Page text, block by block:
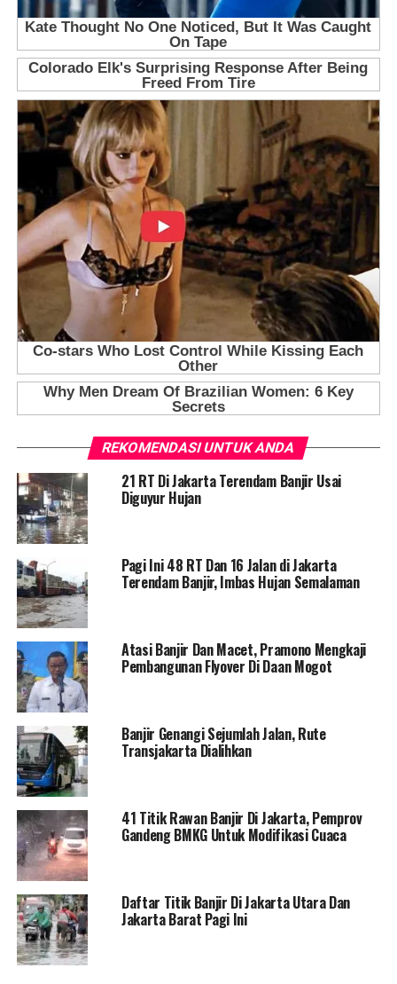
REKOMENDASI UNTUK ANDA
21 RT Di Jakarta Terendam Banjir Usai
Diguyur Hujan
Pagi Ini 48 RT Dan 16 Jalan di Jakarta
Terendam Banjir, Imbas Hujan Semalaman
Atasi Banjir Dan Macet, Pramono Mengkaji
Pembangunan Flyover Di Daan Mogot
Banjir Genangi Sejumlah Jalan, Rute
Transjakarta Dialihkan
41 Titik Rawan Banjir Di Jakarta, Pemprov
Gandeng BMKG Untuk Modifikasi Cuaca
Daftar Titik Banjir Di Jakarta Utara Dan
Jakarta Barat Pagi Ini